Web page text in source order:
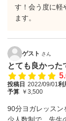
す！会う度に軽
ます。
ゲスト さん
とても良かった
投稿日 2022/09/01利
予算 ￥3,500
90分ヨガレッスン